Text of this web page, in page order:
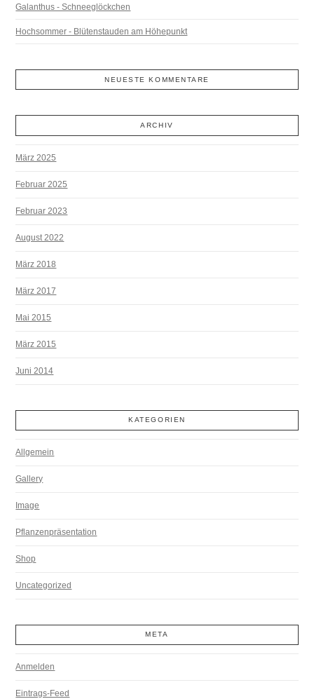
Galanthus - Schneeglöckchen
Hochsommer - Blütenstauden am Höhepunkt
NEUESTE KOMMENTARE
ARCHIV
März 2025
Februar 2025
Februar 2023
August 2022
März 2018
März 2017
Mai 2015
März 2015
Juni 2014
KATEGORIEN
Allgemein
Gallery
Image
Pflanzenpräsentation
Shop
Uncategorized
META
Anmelden
Eintrags-Feed